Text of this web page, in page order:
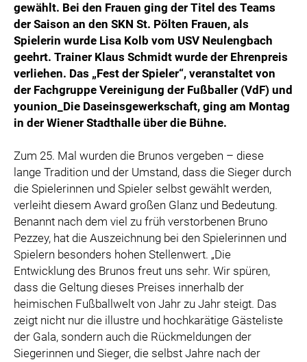
gewählt. Bei den Frauen ging der Titel des Teams
der Saison an den SKN St. Pölten Frauen, als
Spielerin wurde Lisa Kolb vom USV Neulengbach
geehrt. Trainer Klaus Schmidt wurde der Ehrenpreis
verliehen. Das „Fest der Spieler“, veranstaltet von
der Fachgruppe Vereinigung der Fußballer (VdF) und
younion_Die Daseinsgewerkschaft, ging am Montag
in der Wiener Stadthalle über die Bühne.
Zum 25. Mal wurden die Brunos vergeben – diese
lange Tradition und der Umstand, dass die Sieger durch
die Spielerinnen und Spieler selbst gewählt werden,
verleiht diesem Award großen Glanz und Bedeutung.
Benannt nach dem viel zu früh verstorbenen Bruno
Pezzey, hat die Auszeichnung bei den Spielerinnen und
Spielern besonders hohen Stellenwert. „Die
Entwicklung des Brunos freut uns sehr. Wir spüren,
dass die Geltung dieses Preises innerhalb der
heimischen Fußballwelt von Jahr zu Jahr steigt. Das
zeigt nicht nur die illustre und hochkarätige Gästeliste
der Gala, sondern auch die Rückmeldungen der
Siegerinnen und Sieger, die selbst Jahre nach der